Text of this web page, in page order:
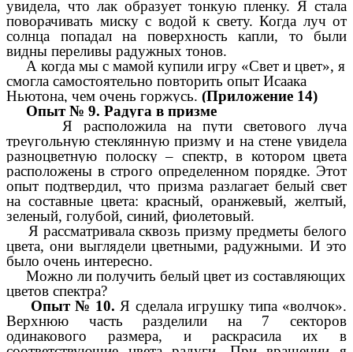
увидела, что лак образует тонкую пленку. Я стала
поворачивать миску с водой к свету. Когда луч от
солнца попадал на поверхность капли, то были
видны переливы радужных тонов.
А когда мы с мамой купили игру «Свет и цвет», я
смогла самостоятельно повторить опыт Исаака
Ньютона, чем очень горжусь. (Приложение 14)
Опыт № 9. Радуга в призме
Я расположила на пути светового луча
треугольную стеклянную призму и на стене увидела
разноцветную полоску – спектр, в котором цвета
расположены в строго определенном порядке. Этот
опыт подтвердил, что призма разлагает белый свет
на составные цвета: красный, оранжевый, желтый,
зеленый, голубой, синий, фиолетовый.
Я рассматривала сквозь призму предметы белого
цвета, они выглядели цветными, радужными. И это
было очень интересно.
Можно ли получить белый цвет из составляющих
цветов спектра?
Опыт № 10. Я сделала игрушку типа «волчок».
Верхнюю часть разделили на 7 секторов
одинакового размера, и раскрасила их в